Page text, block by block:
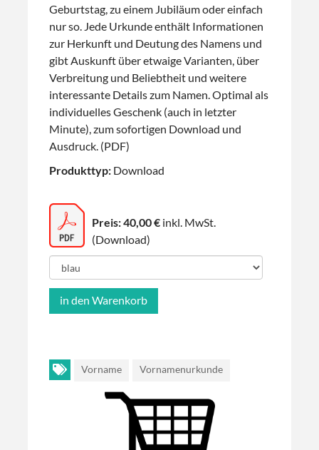
Geburtstag, zu einem Jubiläum oder einfach
nur so. Jede Urkunde enthält Informationen
zur Herkunft und Deutung des Namens und
gibt Auskunft über etwaige Varianten, über
Verbreitung und Beliebtheit und weitere
interessante Details zum Namen. Optimal als
individuelles Geschenk (auch in letzter
Minute), zum sofortigen Download und
Ausdruck. (PDF)
Produkttyp: Download
Preis: 40,00 € inkl. MwSt.
(Download)
Vorname Vornamenurkunde